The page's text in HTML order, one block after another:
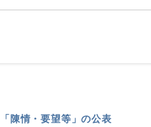
「陳情・要望等」の公表